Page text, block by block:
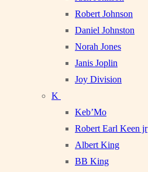
Robert Johnson
Daniel Johnston
Norah Jones
Janis Joplin
Joy Division
K
Keb’Mo
Robert Earl Keen jr
Albert King
BB King